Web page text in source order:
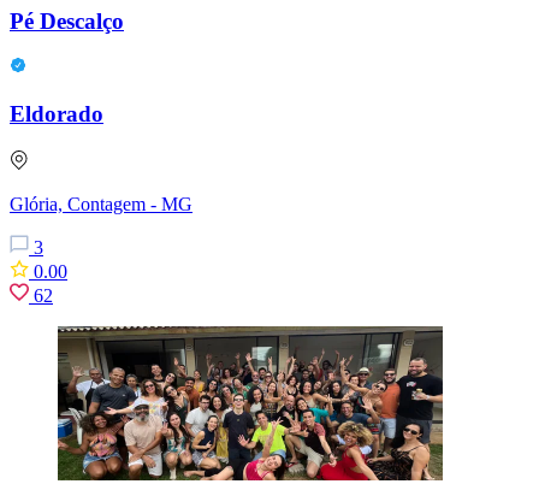
Pé Descalço
Eldorado
Glória, Contagem - MG
3
0.00
62